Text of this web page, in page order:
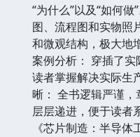
“为什么”以及“如何
图、流程图和实物照
和微观结构，极大地
案例分析： 穿插了
读者掌握解决实际生
晰： 全书逻辑严谨，
层层递进，便于读者
《芯片制造：半导